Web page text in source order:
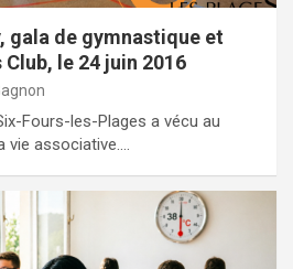
gala de gymnastique et
le 24 juin 2016
Fours-les-Plages a vécu au
vie associative.…